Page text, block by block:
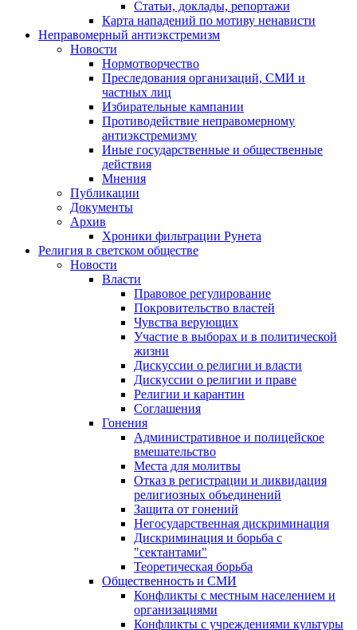
Статьи, доклады, репортажи
Карта нападений по мотиву ненависти
Неправомерный антиэкстремизм
Новости
Нормотворчество
Преследования организаций, СМИ и
частных лиц
Избирательные кампании
Противодействие неправомерному
антиэкстремизму
Иные государственные и общественные
действия
Мнения
Публикации
Документы
Архив
Хроники фильтрации Рунета
Религия в светском обществе
Новости
Власти
Правовое регулирование
Покровительство властей
Чувства верующих
Участие в выборах и в политической
жизни
Дискуссии о религии и власти
Дискуссии о религии и праве
Религии и карантин
Соглашения
Гонения
Административное и полицейское
вмешательство
Места для молитвы
Отказ в регистрации и ликвидация
религиозных объединений
Защита от гонений
Негосударственная дискриминация
Дискриминация и борьба с
"сектантами"
Теоретическая борьба
Общественность и СМИ
Конфликты с местным населением и
организациями
Конфликты с учреждениями культуры